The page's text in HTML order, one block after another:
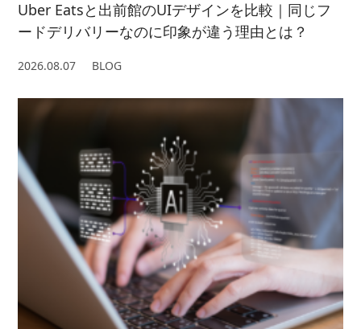
Uber Eatsと出前館のUIデザインを比較｜同じフ
ードデリバリーなのに印象が違う理由とは？
2026.08.07 BLOG